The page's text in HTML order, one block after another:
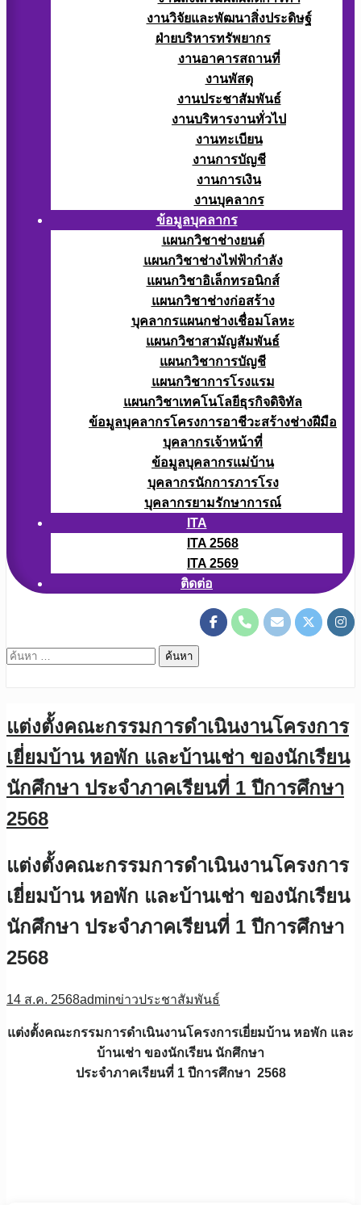
งานวิจัยและพัฒนาสิ่งประดิษฐ์
ฝ่ายบริหารทรัพยากร
งานอาคารสถานที่
งานพัสดุ
งานประชาสัมพันธ์
งานบริหารงานทั่วไป
งานทะเบียน
งานการบัญชี
งานการเงิน
งานบุคลากร
ข้อมูลบุคลากร
แผนกวิชาช่างยนต์
แผนกวิชาช่างไฟฟ้ากำลัง
แผนกวิชาอิเล็กทรอนิกส์
แผนกวิชาช่างก่อสร้าง
บุคลากรแผนกช่างเชื่อมโลหะ
แผนกวิชาสามัญสัมพันธ์
แผนกวิชาการบัญชี
แผนกวิชาการโรงแรม
แผนกวิชาเทคโนโลยีธุรกิจดิจิทัล
ข้อมูลบุคลากรโครงการอาชีวะสร้างช่างฝีมือ
บุคลากรเจ้าหน้าที่
ข้อมูลบุคลากรแม่บ้าน
บุคลากรนักการภารโรง
บุคลากรยามรักษาการณ์
ITA
ITA 2568
ITA 2569
ติดต่อ
ค้นหา
แต่งตั้งคณะกรรมการดำเนินงานโครงการ
เยี่ยมบ้าน หอพัก และบ้านเช่า ของนักเรียน
นักศึกษา ประจำภาคเรียนที่ 1 ปีการศึกษา
2568
แต่งตั้งคณะกรรมการดำเนินงานโครงการ
เยี่ยมบ้าน หอพัก และบ้านเช่า ของนักเรียน
นักศึกษา ประจำภาคเรียนที่ 1 ปีการศึกษา
2568
14 ส.ค. 2568adminข่าวประชาสัมพันธ์
แต่งตั้งคณะกรรมการดำเนินงานโครงการเยี่ยมบ้าน หอพัก และ
บ้านเช่า ของนักเรียน นักศึกษา
ประจำภาคเรียนที่ 1 ปีการศึกษา 2568